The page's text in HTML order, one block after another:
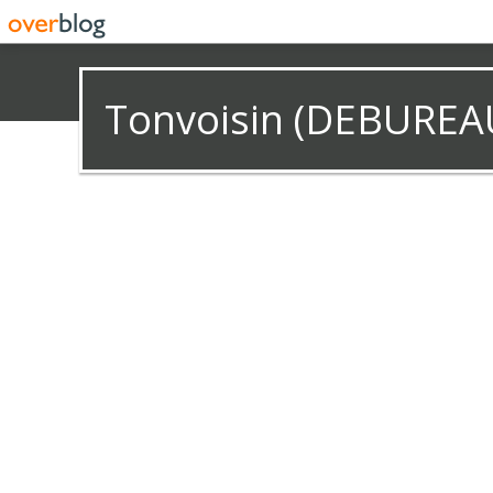
Tonvoisin